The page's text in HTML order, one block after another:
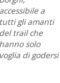
accessibile a
tutti gli amanti
del trail che
hanno solo
voglia di godersi